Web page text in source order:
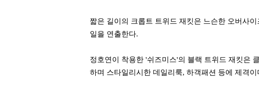
짧은 길이의 크롭트 트위드 재킷은 느슨한 오버사
일을 연출한다.
정호연이 착용한 '쉬즈미스'의 블랙 트위드 재킷은
하며 스타일리시한 데일리룩, 하객패션 등에 제격이